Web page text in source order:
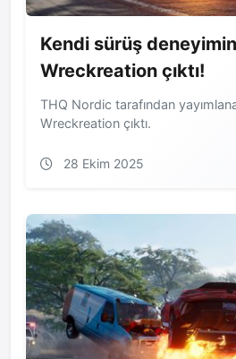
Kendi sürüş
Wreckreation çıktı!
THQ Nordic tarafından
Wreckreation çıktı.
28 Ekim 2025